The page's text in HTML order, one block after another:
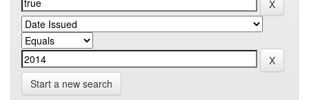
Start a new search